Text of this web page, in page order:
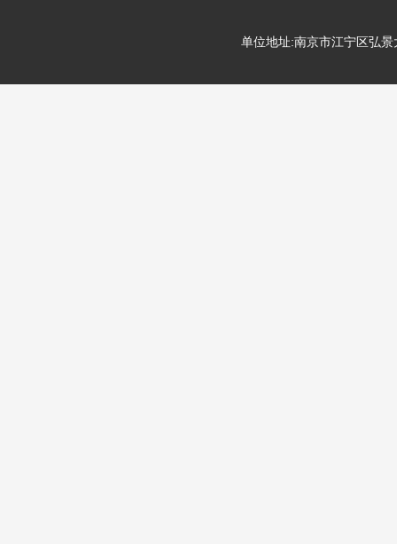
单位地址:南京市江宁区弘